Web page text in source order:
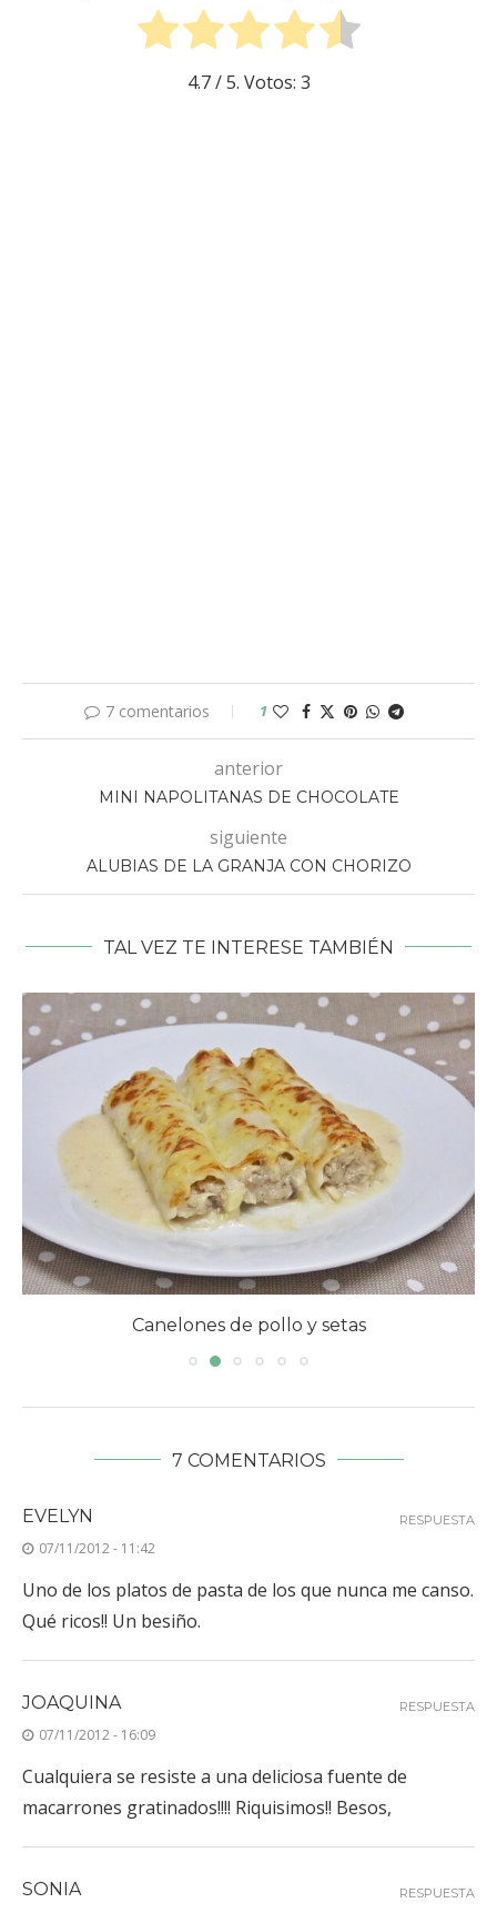
4.7/ 5. Votos: 3
7 comentarios 1
anterior
MINI NAPOLITANAS DE CHOCOLATE
siguiente
ALUBIAS DE LA GRANJA CON CHORIZO
TAL VEZ TE INTERESE TAMBIÉN
Canelones de pollo y setas
7 COMENTARIOS
EVELYN
07/11/2012 - 11:42
Uno de los platos de pasta de los que nunca me canso.
Qué ricos!! Un besiño.
RESPUESTA
JOAQUINA
07/11/2012 - 16:09
Cualquiera se resiste a una deliciosa fuente de
macarrones gratinados!!!! Riquisimos!! Besos,
RESPUESTA
SONIA RESPUESTA